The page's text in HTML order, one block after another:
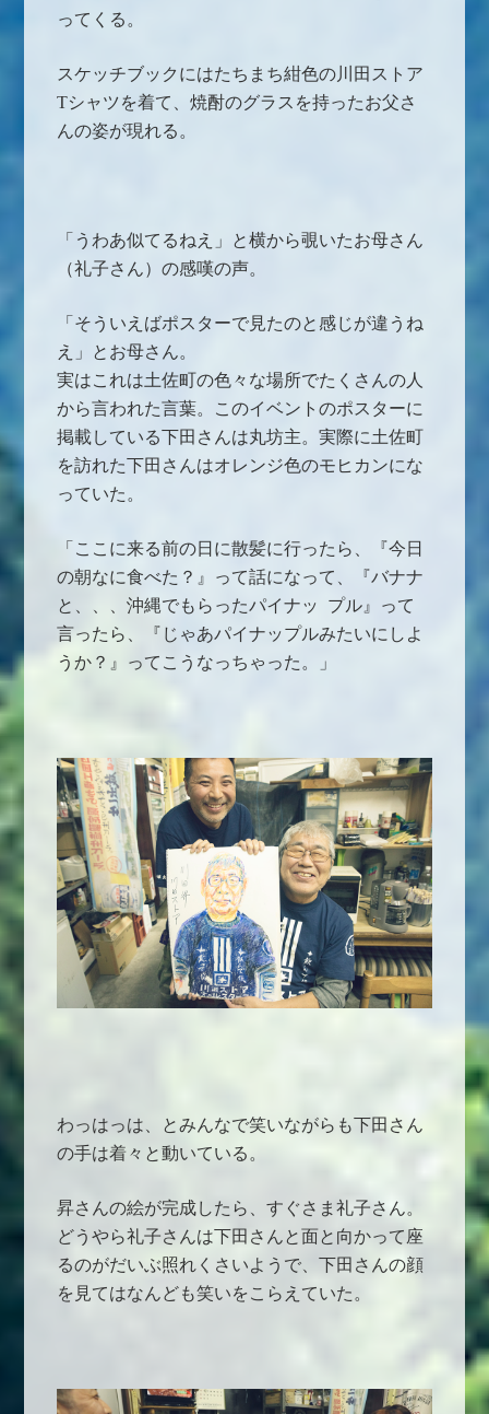
ってくる。
スケッチブックにはたちまち紺色の川田ストア
Tシャツを着て、焼酎のグラスを持ったお父さ
んの姿が現れる。
「うわあ似てるねえ」と横から覗いたお母さん
（礼子さん）の感嘆の声。
「そういえばポスターで見たのと感じが違うね
え」とお母さん。
実はこれは土佐町の色々な場所でたくさんの人
から言われた言葉。このイベントのポスターに
掲載している下田さんは丸坊主。実際に土佐町
を訪れた下田さんはオレンジ色のモヒカンにな
っていた。
「ここに来る前の日に散髪に行ったら、『今日
の朝なに食べた？』って話になって、『バナナ
と、、、沖縄でもらったパイナッ プル』って
言ったら、『じゃあパイナップルみたいにしよ
うか？』ってこうなっちゃった。」
わっはっは、とみんなで笑いながらも下田さん
の手は着々と動いている。
昇さんの絵が完成したら、すぐさま礼子さん。
どうやら礼子さんは下田さんと面と向かって座
るのがだいぶ照れくさいようで、下田さんの顔
を見てはなんども笑いをこらえていた。